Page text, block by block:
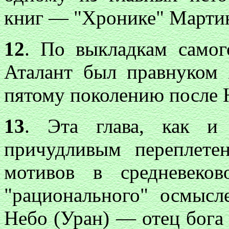
книг — "Хронике"
12. По выкладкам
Аталант был
пятому поколению после
13. Эта глава, как и
причудливым
мотивов в
"рационального"
Небо (Уран) — отец бога